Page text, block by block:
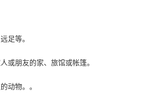
足等。
或朋友的家、旅馆或帐篷。
动物。。